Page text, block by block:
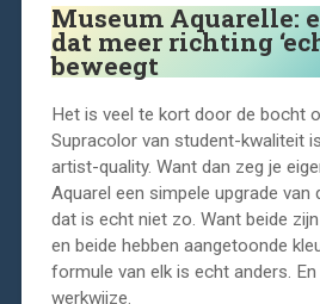
Museum Aquarelle:
dat meer richting
beweegt
Het is veel te kort door de bocht
Supracolor van student-kwaliteit
artist-quality. Want dan zeg je
Aquarel een simpele upgrade van
dat is echt niet zo. Want beide
en beide hebben aangetoonde
formule van elk is echt anders.
werkwijze.